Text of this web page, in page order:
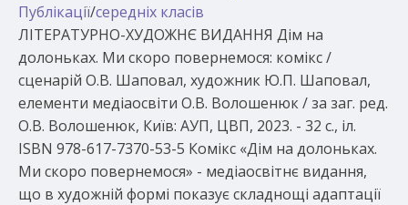
Публікації/середніх класів
ЛІТЕРАТУРНО-ХУДОЖНЄ ВИДАННЯ Дім на
долоньках. Ми скоро повернемося: комікс /
сценарій О.В. Шаповал, художник Ю.П. Шаповал,
елементи медіаосвіти О.В. Волошенюк / за заг. ред.
О.В. Волошенюк, Київ: АУП, ЦВП, 2023. - 32 с., іл.
ISBN 978-617-7370-53-5 Комікс «Дім на долоньках.
Ми скоро повернемося» - медіаосвітнє видання,
що в художній формі показує складнощі адаптації